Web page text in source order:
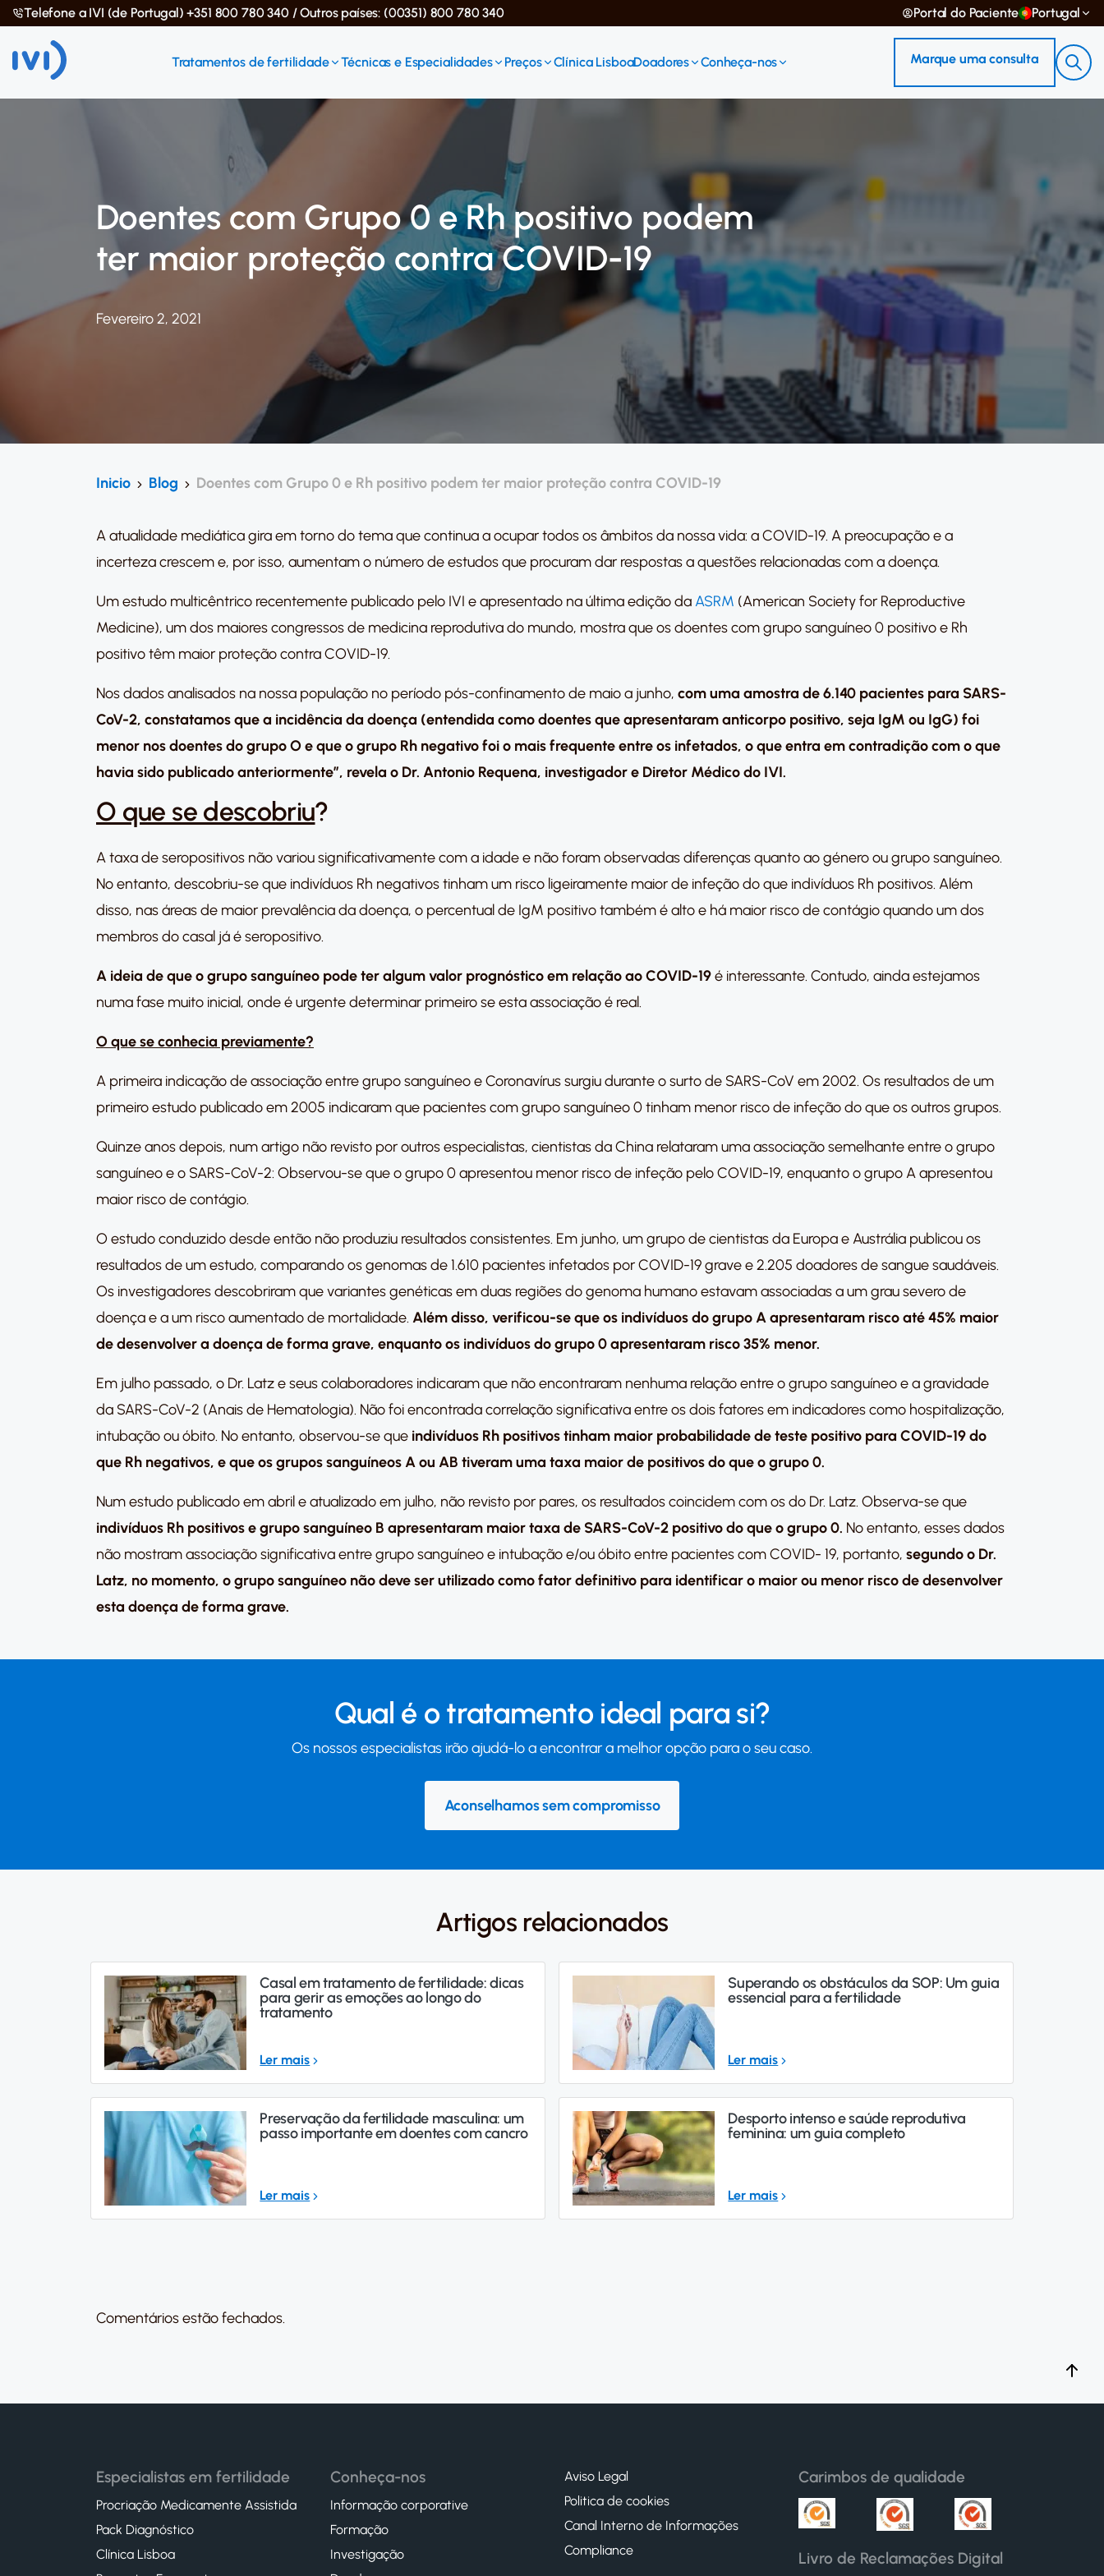
Telefone a IVI (de Portugal) +351 800 780 340 / Outros países: (00351) 800 780 340 Portal do Paciente Portugal
Tratamentos de fertilidade Técnicas e Especialidades Preços Clínica LisboaDoadores Conheça-nos Marque uma consulta
Doentes com Grupo 0 e Rh positivo podem
ter maior proteção contra COVID-19
Fevereiro 2, 2021
Inicio Blog Doentes com Grupo 0 e Rh positivo podem ter maior proteção contra COVID-19
A atualidade mediática gira em torno do tema que continua a ocupar todos os âmbitos da nossa vida: a COVID-19. A preocupação e a
incerteza crescem e, por isso, aumentam o número de estudos que procuram dar respostas a questões relacionadas com a doença.
Um estudo multicêntrico recentemente publicado pelo IVI e apresentado na última edição daASRM (American Society for Reproductive
Medicine), um dos maiores congressos de medicina reprodutiva do mundo, mostra que os doentes com grupo sanguíneo 0 positivo e Rh
positivo têm maior proteção contra COVID-19.
Nos dados analisados na nossa população no período pós-confinamento de maio a junho, com uma amostra de 6.140 pacientes para SARS-
CoV-2, constatamos que a incidência da doença (entendida como doentes que apresentaram anticorpo positivo, seja IgM ou IgG) foi
menor nos doentes do grupo O e que o grupo Rh negativo foi o mais frequente entre os infetados, o que entra em contradição com o que
havia sido publicado anteriormente”, revela o Dr. Antonio Requena, investigador e Diretor Médico do IVI.
O que se descobriu?
A taxa de seropositivos não variou significativamente com a idade e não foram observadas diferenças quanto ao género ou grupo sanguíneo.
No entanto, descobriu-se que indivíduos Rh negativos tinham um risco ligeiramente maior de infeção do que indivíduos Rh positivos. Além
disso, nas áreas de maior prevalência da doença, o percentual de IgM positivo também é alto e há maior risco de contágio quando um dos
membros do casal já é seropositivo.
A ideia de que o grupo sanguíneo pode ter algum valor prognóstico em relação ao COVID-19é interessante. Contudo, ainda estejamos
numa fase muito inicial, onde é urgente determinar primeiro se esta associação é real.
O que se conhecia previamente?
A primeira indicação de associação entre grupo sanguíneo e Coronavírus surgiu durante o surto de SARS-CoV em 2002. Os resultados de um
primeiro estudo publicado em 2005 indicaram que pacientes com grupo sanguíneo 0 tinham menor risco de infeção do que os outros grupos.
Quinze anos depois, num artigo não revisto por outros especialistas, cientistas da China relataram uma associação semelhante entre o grupo
sanguíneo e o SARS-CoV-2: Observou-se que o grupo 0 apresentou menor risco de infeção pelo COVID-19, enquanto o grupo A apresentou
maior risco de contágio.
O estudo conduzido desde então não produziu resultados consistentes. Em junho, um grupo de cientistas da Europa e Austrália publicou os
resultados de um estudo, comparando os genomas de 1.610 pacientes infetados por COVID-19 grave e 2.205 doadores de sangue saudáveis.
Os investigadores descobriram que variantes genéticas em duas regiões do genoma humano estavam associadas a um grau severo de
doença e a um risco aumentado de mortalidade. Além disso, verificou-se que os indivíduos do grupo A apresentaram risco até 45% maior
de desenvolver a doença de forma grave, enquanto os indivíduos do grupo 0 apresentaram risco 35% menor.
Em julho passado, o Dr. Latz e seus colaboradores indicaram que não encontraram nenhuma relação entre o grupo sanguíneo e a gravidade
da SARS-CoV-2 (Anais de Hematologia). Não foi encontrada correlação significativa entre os dois fatores em indicadores como hospitalização,
intubação ou óbito. No entanto, observou-se que indivíduos Rh positivos tinham maior probabilidade de teste positivo para COVID-19 do
que Rh negativos, e que os grupos sanguíneos A ou AB tiveram uma taxa maior de positivos do que o grupo 0.
Num estudo publicado em abril e atualizado em julho, não revisto por pares, os resultados coincidem com os do Dr. Latz. Observa-se que
indivíduos Rh positivos e grupo sanguíneo B apresentaram maior taxa de SARS-CoV-2 positivo do que o grupo 0. No entanto, esses dados
não mostram associação significativa entre grupo sanguíneo e intubação e/ou óbito entre pacientes com COVID- 19, portanto, segundo o Dr.
Latz, no momento, o grupo sanguíneo não deve ser utilizado como fator definitivo para identificar o maior ou menor risco de desenvolver
esta doença de forma grave.
Qual é o tratamento ideal para si?
Os nossos especialistas irão ajudá-lo a encontrar a melhor opção para o seu caso.
Aconselhamos sem compromisso
Artigos relacionados
Casal em tratamento de fertilidade: dicas
para gerir as emoções ao longo do
tratamento
Ler mais
Superando os obstáculos da SOP: Um guia
essencial para a fertilidade
Ler mais
Preservação da fertilidade masculina: um
passo importante em doentes com cancro
Ler mais
Desporto intenso e saúde reprodutiva
feminina: um guia completo
Ler mais
Comentários estão fechados.
Especialistas em fertilidade
Procriação Medicamente Assistida
Pack Diagnóstico
Clínica Lisboa
Conheça-nos
Informação corporative
Formação
Investigação
Aviso Legal
Politica de cookies
Canal Interno de Informações
Compliance
Carimbos de qualidade
Livro de Reclamações Digital